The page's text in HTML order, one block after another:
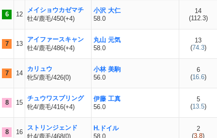
6 12
メイショウカゼマチ
牡4/鹿毛/450(+4)
小沢 大仁
58.0
14
(112.3)
7 13
アイファースキャン
牡4/鹿毛/486(+4)
丸山 元気
58.0
13
(74.3)
7 14
カリュウ
牝5/鹿毛/426(0)
小林 美駒
56.0
6
(16.6)
8 15
チュウワスプリング
牝4/鹿毛/416(+4)
伊藤 工真
56.0
5
(13.5)
8 16
ストリンジェンド
牡4/鹿毛/468(0)
H.ドイル
58.0
2
(3.8)